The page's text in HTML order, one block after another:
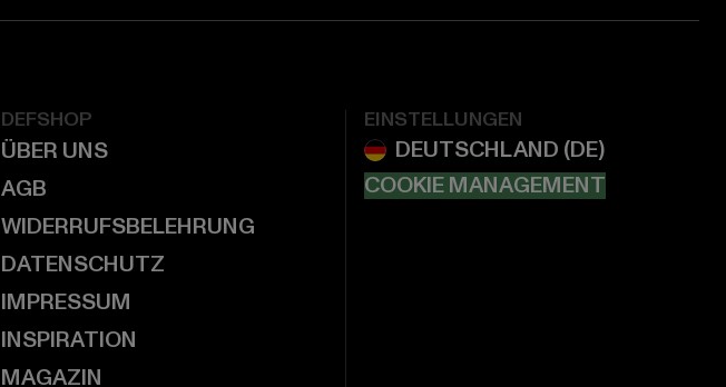
DEFSHOP
ÜBER UNS
AGB
WIDERRUFSBELEHRUNG
DATENSCHUTZ
IMPRESSUM
INSPIRATION
MAGAZIN
EINSTELLUNGEN
COOKIE MANAGEMENT